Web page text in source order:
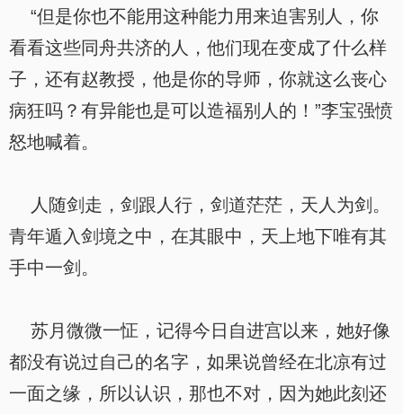
“但是你也不能用这种能力用来迫害别人，你
看看这些同舟共济的人，他们现在变成了什么样
子，还有赵教授，他是你的导师，你就这么丧心
病狂吗？有异能也是可以造福别人的！”李宝强愤
怒地喊着。
人随剑走，剑跟人行，剑道茫茫，天人为剑。
青年遁入剑境之中，在其眼中，天上地下唯有其
手中一剑。
苏月微微一怔，记得今日自进宫以来，她好像
都没有说过自己的名字，如果说曾经在北凉有过
一面之缘，所以认识，那也不对，因为她此刻还